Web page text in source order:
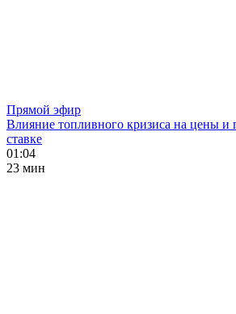
Прямой эфир
Влияние топливного кризиса на цены и
ставке
01:04
23 мин